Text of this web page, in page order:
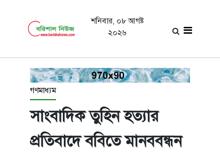
শনিবার, ০৮ আগষ্ট
২০২৬
গণমাধ্যম
সাংবাদিক তুহিন হত্যার
প্রতিবাদে ববিতে মানববন্ধন